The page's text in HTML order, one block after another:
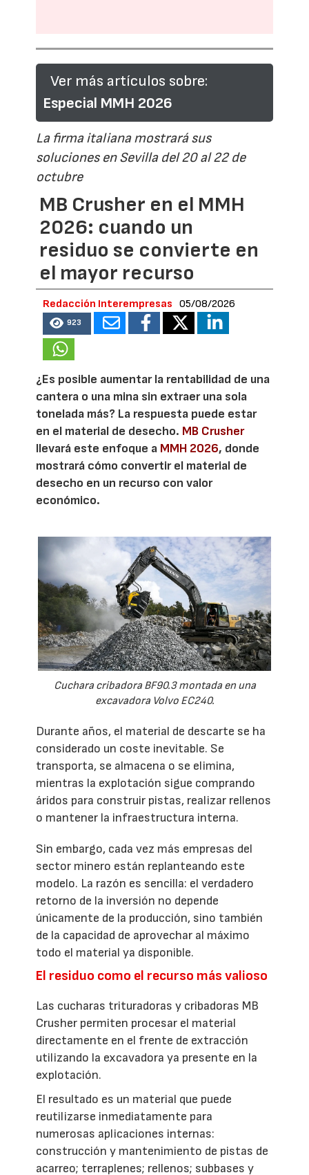
Ver más artículos sobre:
Especial MMH 2026
La firma italiana mostrará sus
soluciones en Sevilla del 20 al 22 de
octubre
MB Crusher en el MMH
2026: cuando un
residuo se convierte en
el mayor recurso
Redacción Interempresas 05/08/2026
923
¿Es posible aumentar la rentabilidad de una
cantera o una mina sin extraer una sola
tonelada más? La respuesta puede estar
en el material de desecho. MB Crusher
llevará este enfoque a MMH 2026, donde
mostrará cómo convertir el material de
desecho en un recurso con valor
económico.
Cuchara cribadora BF90.3 montada en una
excavadora Volvo EC240.
Durante años, el material de descarte se ha
considerado un coste inevitable. Se
transporta, se almacena o se elimina,
mientras la explotación sigue comprando
áridos para construir pistas, realizar rellenos
o mantener la infraestructura interna.
Sin embargo, cada vez más empresas del
sector minero están replanteando este
modelo. La razón es sencilla: el verdadero
retorno de la inversión no depende
únicamente de la producción, sino también
de la capacidad de aprovechar al máximo
todo el material ya disponible.
El residuo como el recurso más valioso
Las cucharas trituradoras y cribadoras MB
Crusher permiten procesar el material
directamente en el frente de extracción
utilizando la excavadora ya presente en la
explotación.
El resultado es un material que puede
reutilizarse inmediatamente para
numerosas aplicaciones internas:
construcción y mantenimiento de pistas de
acarreo; terraplenes; rellenos; subbases y